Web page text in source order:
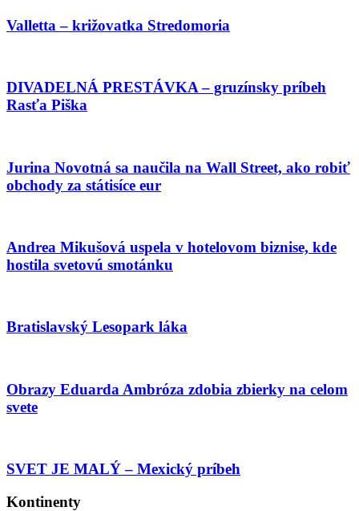
Valletta – križovatka Stredomoria
DIVADELNÁ PRESTÁVKA – gruzínsky príbeh
Rasťa Piška
Jurina Novotná sa naučila na Wall Street, ako robiť
obchody za státisíce eur
Andrea Mikušová uspela v hotelovom biznise, kde
hostila svetovú smotánku
Bratislavský Lesopark láka
Obrazy Eduarda Ambróza zdobia zbierky na celom
svete
SVET JE MALÝ – Mexický príbeh
Kontinenty